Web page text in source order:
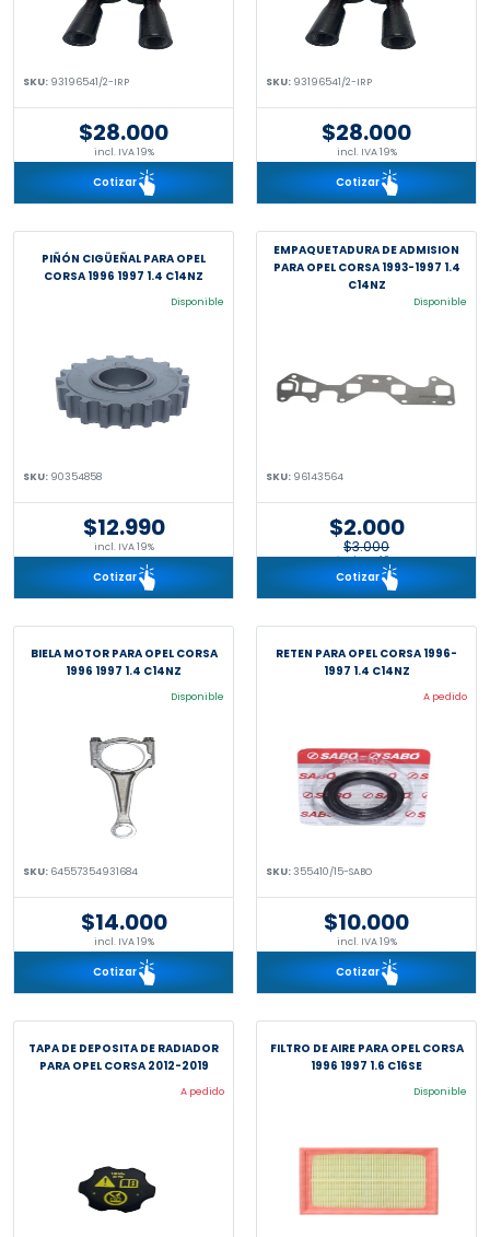
SKU: 93196541/2-IRP
$28.000
incl. IVA 19%
Cotizar
SKU: 93196541/2-IRP
$28.000
incl. IVA 19%
Cotizar
PIÑÓN CIGÜEÑAL PARA OPEL
CORSA 1996 1997 1.4 C14NZ
Disponible
SKU: 90354858
$12.990
incl. IVA 19%
Cotizar
EMPAQUETADURA DE ADMISION
PARA OPEL CORSA 1993-1997 1.4
C14NZ
Disponible
SKU: 96143564
$2.000
$3.000
incl. IVA 19%
Cotizar
BIELA MOTOR PARA OPEL CORSA
1996 1997 1.4 C14NZ
Disponible
SKU: 64557354931684
$14.000
incl. IVA 19%
Cotizar
RETEN PARA OPEL CORSA 1996-
1997 1.4 C14NZ
A pedido
SKU:355410/15-SABO
$10.000
incl. IVA 19%
Cotizar
TAPA DE DEPOSITA DE RADIADOR
PARA OPEL CORSA 2012-2019
A pedido
FILTRO DE AIRE PARA OPEL CORSA
1996 1997 1.6 C16SE
Disponible